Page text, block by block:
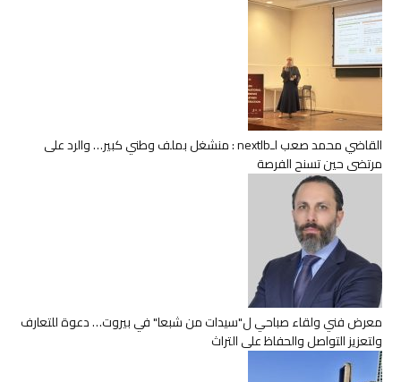
القاضي محمد صعب لـnextlb : منشغل بملف وطني كبير… والرد على
مرتضى حين تسنح الفرصة
معرض فني ولقاء صباحي ل"سيدات من شبعا" في بيروت… دعوة للتعارف
ولتعزيز التواصل والحفاظ على التراث